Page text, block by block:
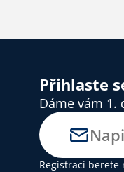
Přihlaste
Dáme vám 1.
Registrací berete